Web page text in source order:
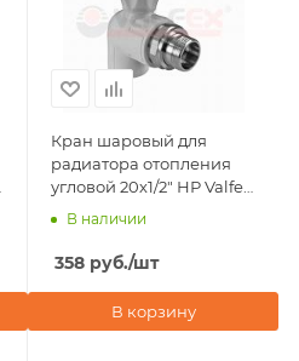
Кран шаровый для
радиатора отопления
угловой 20х1/2" НР Valfex,
серый
В наличии
358 руб./шт
В корзину